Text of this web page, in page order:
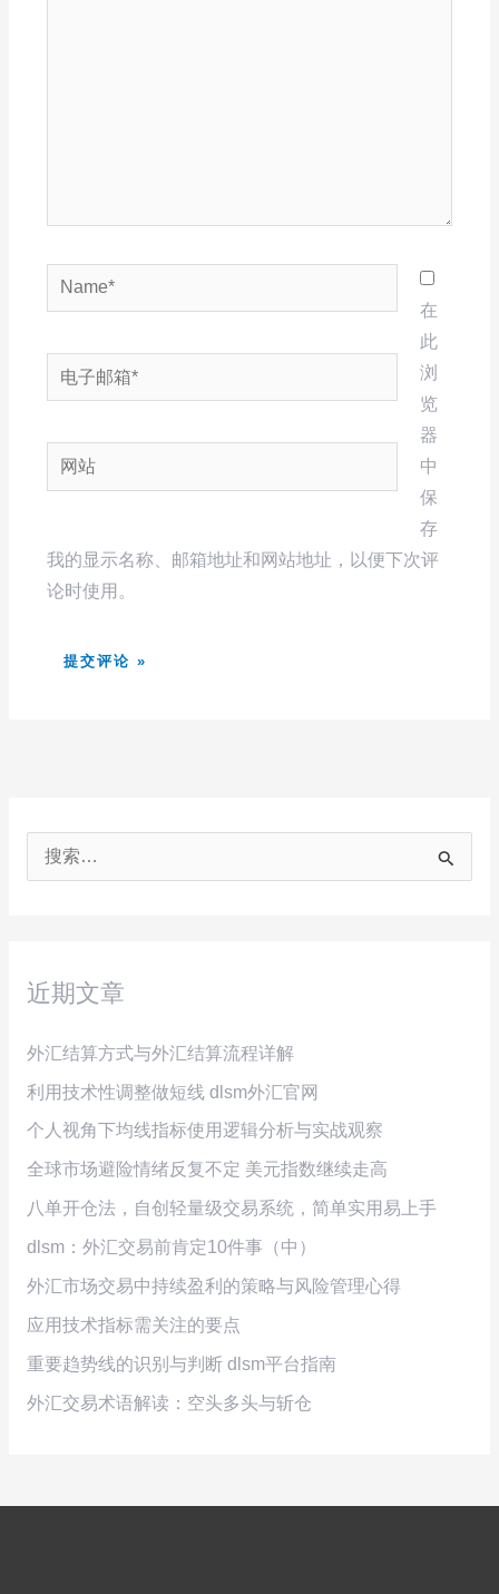
Name*
电
子
箱
*
网
站
在
此
浏
览
器
中
保
存
我的显示名称、邮箱地址和网站地址，以便下次评
论时使用。
近期文章
外汇结算方式与外汇结算流程详解
利用技术性调整做短线 dlsm外汇官网
个人视角下均线指标使用逻辑分析与实战观察
全球市场避险情绪反复不定 美元指数继续走高
八单开仓法，自创轻量级交易系统，简单实用易上手
dlsm：外汇交易前肯定10件事（中）
外汇市场交易中持续盈利的策略与风险管理心得
应用技术指标需关注的要点
重要趋势线的识别与判断 dlsm平台指南
外汇交易术语解读：空头多头与斩仓